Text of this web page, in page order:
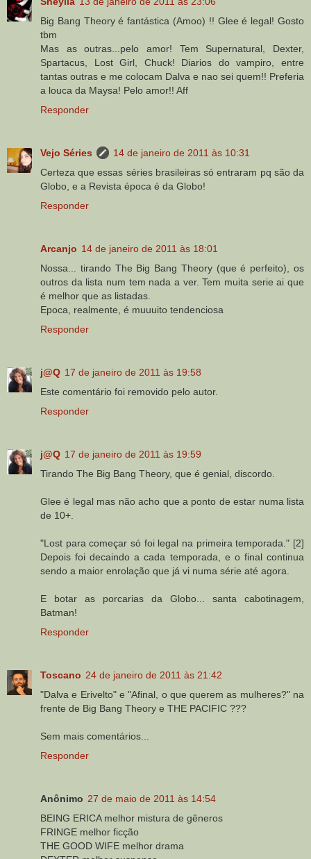
Big Bang Theory é fantástica (Amoo) !! Glee é legal! Gosto
tbm
Mas as outras...pelo amor! Tem Supernatural, Dexter,
Spartacus, Lost Girl, Chuck! Diarios do vampiro, entre
tantas outras e me colocam Dalva e nao sei quem!! Preferia
a louca da Maysa! Pelo amor!! Aff
Responder
Vejo Séries
14 de janeiro de 2011 às 10:31
Certeza que essas séries brasileiras só entraram pq são da
Globo, e a Revista época é da Globo!
Responder
Arcanjo 14 de janeiro de 2011 às 18:01
Nossa... tirando The Big Bang Theory (que é perfeito), os
outros da lista num tem nada a ver. Tem muita serie ai que
é melhor que as listadas.
Epoca, realmente, é muuuito tendenciosa
Responder
j@Q 17 de janeiro de 2011 às 19:58
Este comentário foi removido pelo autor.
Responder
j@Q 17 de janeiro de 2011 às 19:59
Tirando The Big Bang Theory, que é genial, discordo.
Glee é legal mas não acho que a ponto de estar numa lista
de 10+.
"Lost para começar só foi legal na primeira temporada." [2]
Depois foi decaindo a cada temporada, e o final continua
sendo a maior enrolação que já vi numa série até agora.
E botar as porcarias da Globo... santa cabotinagem,
Batman!
Responder
Toscano 24 de janeiro de 2011 às 21:42
"Dalva e Erivelto" e "Afinal, o que querem as mulheres?" na
frente de Big Bang Theory e THE PACIFIC ???
Sem mais comentários...
Responder
Anônimo 27 de maio de 2011 às 14:54
BEING ERICA melhor mistura de gêneros
FRINGE melhor ficção
THE GOOD WIFE melhor drama